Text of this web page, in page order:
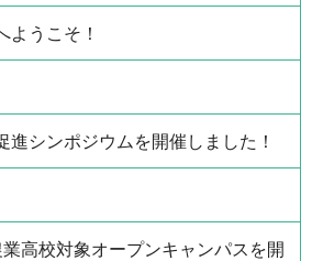
ようこそ！
進シンポジウムを開催しました！
高校対象オープンキャンパスを開